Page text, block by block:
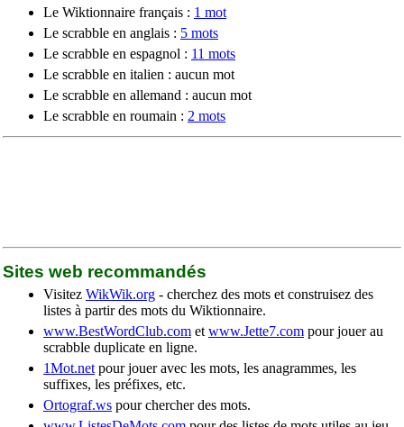
Le Wiktionnaire français : 1 mot
Le scrabble en anglais : 5 mots
Le scrabble en espagnol : 11 mots
Le scrabble en italien : aucun mot
Le scrabble en allemand : aucun mot
Le scrabble en roumain : 2 mots
Sites web recommandés
Visitez WikWik.org - cherchez des mots et construisez des
listes à partir des mots du Wiktionnaire.
www.BestWordClub.com et www.Jette7.com pour jouer au
scrabble duplicate en ligne.
1Mot.net pour jouer avec les mots, les anagrammes, les
suffixes, les préfixes, etc.
Ortograf.ws pour chercher des mots.